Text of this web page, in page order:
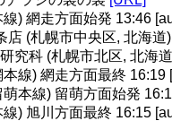
) 網走方面始発 13:46
店 (札幌市中央区, 北海道)
究科 (札幌市北区, 北海
線) 網走方面最終 16:19
本線) 留萌方面始発
) 旭川方面最終 16:15